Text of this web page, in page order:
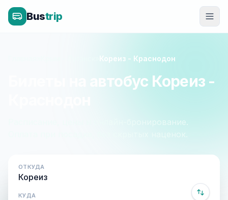
Bustrip
Кореиз - Краснодон
Билеты на автобус Кореиз -
Расписание, цены и онлайн-бронирование.
Оплата при посадке, без скрытых наценок.
ОТКУДА
КУДА